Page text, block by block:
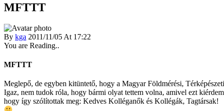
MFTTT
By kga 2011/11/05 At 17:22
You are Reading..
MFTTT
Meglepő, de egyben kitüntető, hogy a Magyar Földmérési,
Igaz, nem tudok róla, hogy bármi olyat tettem volna, amivel ezt
hogy így szólítottak meg: Kedves Kolléganők és Kollégák, Tagtársak!